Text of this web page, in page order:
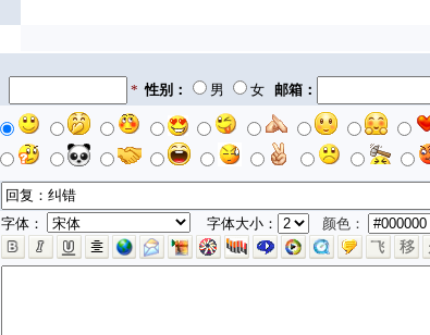
* 性别： 男 女 邮箱：
字体： 字体大小： 颜色：